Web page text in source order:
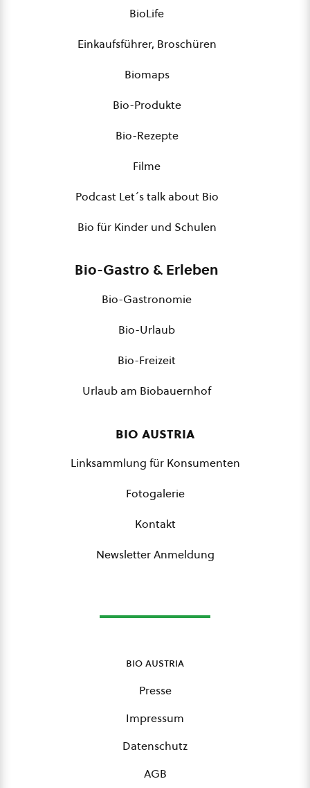
BioLife
Einkaufsführer, Broschüren
Biomaps
Bio-Produkte
Bio-Rezepte
Filme
Podcast Let´s talk about Bio
Bio für Kinder und Schulen
Bio-Gastro & Erleben
Bio-Gastronomie
Bio-Urlaub
Bio-Freizeit
Urlaub am Biobauernhof
bio austria
Linksammlung für Konsumenten
Fotogalerie
Kontakt
Newsletter Anmeldung
bio austria
Presse
Impressum
Datenschutz
AGB